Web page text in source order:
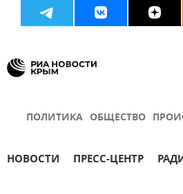
ПОЛИТИКА ОБЩЕСТВО
НОВОСТИ ПРЕСС-ЦЕНТР